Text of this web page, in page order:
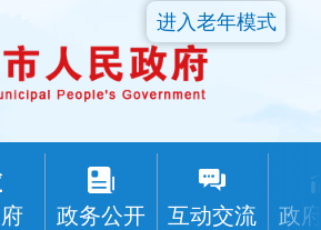
政务公开 互动交流 政
进入老年模式